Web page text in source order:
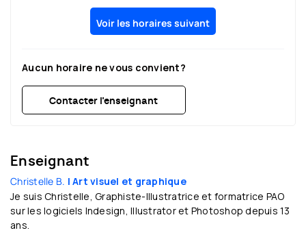
Voir les horaires suivant
Aucun horaire ne vous convient?
Contacter l’enseignant
Enseignant
Christelle B. | Art visuel et graphique
Je suis Christelle, Graphiste-Illustratrice et formatrice PAO
sur les logiciels Indesign, Illustrator et Photoshop depuis 13
ans.